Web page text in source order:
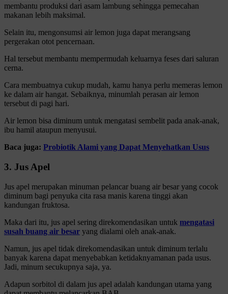
membantu produksi dari asam lambung sehingga pemecahan
makanan lebih maksimal.
Selain itu, mengonsumsi air lemon juga dapat merangsang
pergerakan otot pencernaan.
Hal tersebut membantu mempermudah keluarnya feses dari saluran
cerna.
Cara membuatnya cukup mudah, kamu hanya perlu memeras lemon
ke dalam air hangat. Sebaiknya, minumlah perasan air lemon
tersebut di pagi hari.
Air lemon bisa diminum untuk mengatasi sembelit pada anak-anak,
ibu hamil ataupun menyusui.
Baca juga: Probiotik Alami yang Dapat Menyehatkan Usus
3. Jus Apel
Jus apel merupakan minuman pelancar buang air besar yang cocok
diminum bagi penyuka cita rasa manis karena tinggi akan
kandungan fruktosa.
Maka dari itu, jus apel sering direkomendasikan untuk mengatasi
susah buang air besar yang dialami oleh anak-anak.
Namun, jus apel tidak direkomendasikan untuk diminum terlalu
banyak karena dapat menyebabkan ketidaknyamanan pada usus.
Jadi, minum secukupnya saja, ya.
Adapun sorbitol di dalam jus apel adalah kandungan utama yang